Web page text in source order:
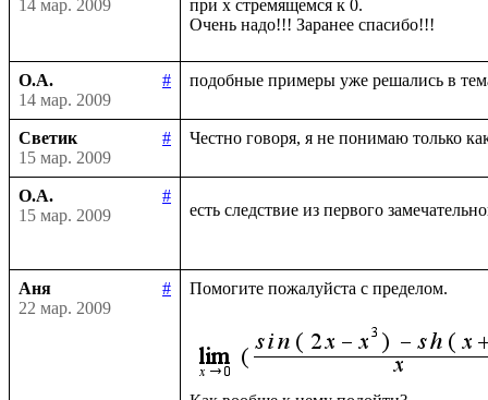
14 мар. 2009
при х стремящемся к 0.
О.А.
#
14 мар. 2009
Светик
#
15 мар. 2009
О.А.
#
15 мар. 2009
есть следствие из первого
Аня
#
22 мар. 2009
Помогите пожалуйста с пределом.